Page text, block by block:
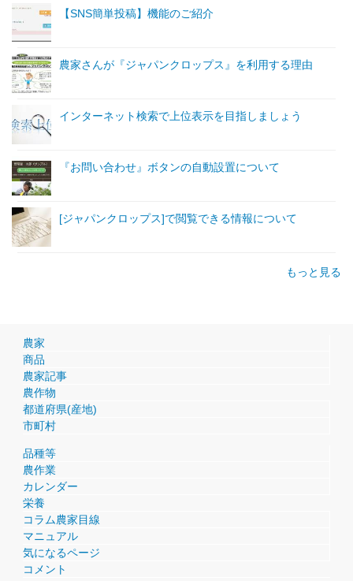
【SNS簡単投稿】機能のご紹介
農家さんが『ジャパンクロップス』を利用する理由
インターネット検索で上位表示を目指しましょう
『お問い合わせ』ボタンの自動設置について
[ジャパンクロップス]で閲覧できる情報について
もっと見る
農家
商品
農家記事
農作物
都道府県(産地)
市町村
品種等
農作業
カレンダー
栄養
コラム農家目線
マニュアル
気になるページ
コメント